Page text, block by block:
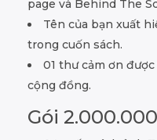
page và Behind The
Tên của bạn xuất
trong cuốn sách.
01 thư cảm ơn
cộng đồng.
Gói